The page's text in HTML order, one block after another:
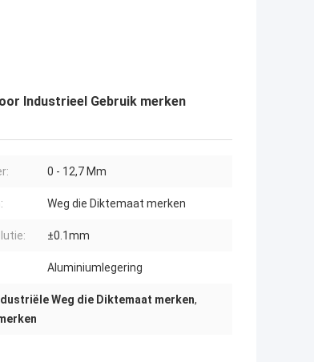
Industrieel Gebruik merken
0 - 12,7 Mm
Weg die Diktemaat merken
±0.1mm
Aluminiumlegering
Weg die Diktemaat merken,